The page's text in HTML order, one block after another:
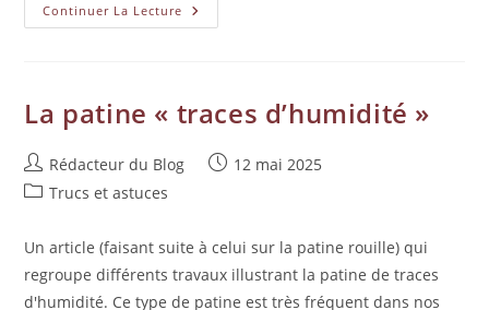
Continuer La Lecture
La patine « traces d’humidité »
Rédacteur du Blog
12 mai 2025
Trucs et astuces
Un article (faisant suite à celui sur la patine rouille) qui
regroupe différents travaux illustrant la patine de traces
d'humidité. Ce type de patine est très fréquent dans nos